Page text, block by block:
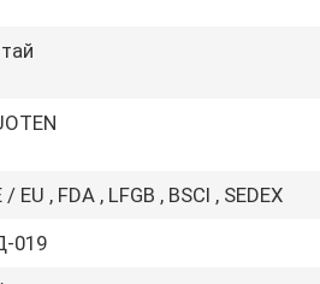
/ EU , FDA , LFGB , BSCI , SEDEX
019